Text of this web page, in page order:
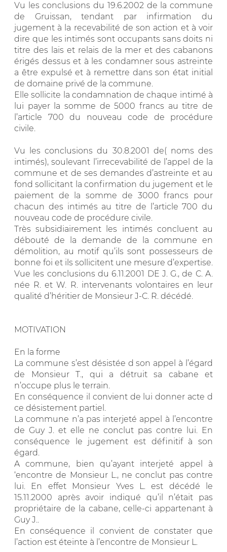
Vu les conclusions du 19.6.2002 de la commune
de Gruissan, tendant par infirmation du
jugement à la recevabilité de son action et à voir
dire que les intimés sont occupants sans doits ni
titre des lais et relais de la mer et des cabanons
érigés dessus et à les condamner sous astreinte
a être expulsé et à remettre dans son état initial
de domaine privé de la commune.
Elle sollicite la condamnation de chaque intimé à
lui payer la somme de 5000 francs au titre de
l’article 700 du nouveau code de procédure
civile.
Vu les conclusions du 30.8.2001 de( noms des
intimés), soulevant l’irrecevabilité de l’appel de la
commune et de ses demandes d’astreinte et au
fond sollicitant la confirmation du jugement et le
paiement de la somme de 3000 francs pour
chacun des intimés au titre de l’article 700 du
nouveau code de procédure civile.
Très subsidiairement les intimés concluent au
débouté de la demande de la commune en
démolition, au motif qu’ils sont possesseurs de
bonne foi et ils sollicitent une mesure d’expertise.
Vue les conclusions du 6.11.2001 DE J. G., de C. A.
née R. et W. R. intervenants volontaires en leur
qualité d’héritier de Monsieur J-C. R. décédé.
MOTIVATION
En la forme
La commune s’est désistée d son appel à l’égard
de Monsieur T., qui a détruit sa cabane et
n’occupe plus le terrain.
En conséquence il convient de lui donner acte d
ce désistement partiel.
La commune n’a pas interjeté appel à l’encontre
de Guy J. et elle ne conclut pas contre lui. En
conséquence le jugement est définitif à son
égard.
A commune, bien qu’ayant interjeté appel à
‘encontre de Monsieur L., ne conclut pas contre
lui. En effet Monsieur Yves L. est décédé le
15.11.2000 après avoir indiqué qu’il n’était pas
propriétaire de la cabane, celle-ci appartenant à
Guy J..
En conséquence il convient de constater que
l’action est éteinte à l’encontre de Monsieur L.